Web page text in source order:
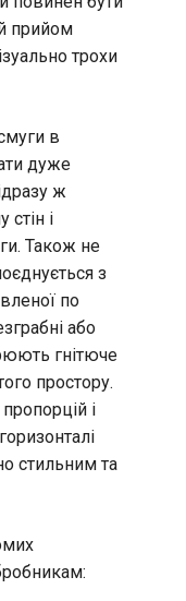
прийом
трохи
в
дуже
ж
і
Також не
з
по
або
гнітюче
простору.
і
стильним та